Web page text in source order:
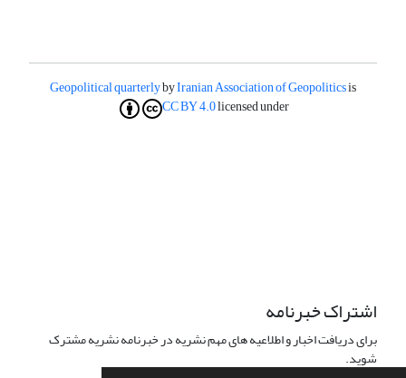
Geopolitical quarterlybyIranian Association of Geopoliticsis
licensed under
CC BY 4.0
اشتراک خبرنامه
برای دریافت اخبار و اطلاعیه های مهم نشریه در خبرنامه نشریه مشترک
شوید.